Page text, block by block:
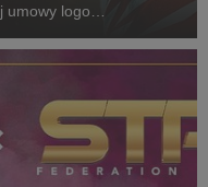
umowy logo